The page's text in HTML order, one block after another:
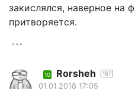
закислялся, наверное на
притворяется.
10 Rorsheh 187
01.01.2018 17:05